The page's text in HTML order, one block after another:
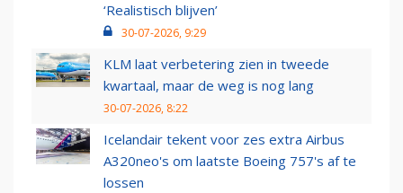
‘Realistisch blijven’
30-07-2026, 9:29
KLM laat verbetering zien in tweede
kwartaal, maar de weg is nog lang
30-07-2026, 8:22
Icelandair tekent voor zes extra Airbus
A320neo's om laatste Boeing 757's af te
lossen